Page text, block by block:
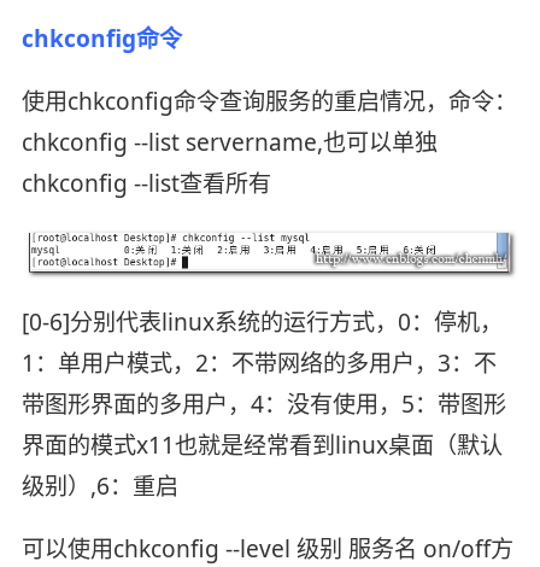
chkconfig命令
使用chkconfig命令查询服务的重启情况，命令：
chkconfig --list servername,也可以单独
chkconfig --list查看所有
[0-6]分别代表linux系统的运行方式，0：停机，
1：单用户模式，2：不带网络的多用户，3：不
带图形界面的多用户，4：没有使用，5：带图形
界面的模式x11也就是经常看到linux桌面（默认
级别）,6：重启
可以使用chkconfig --level 级别 服务名 on/off方